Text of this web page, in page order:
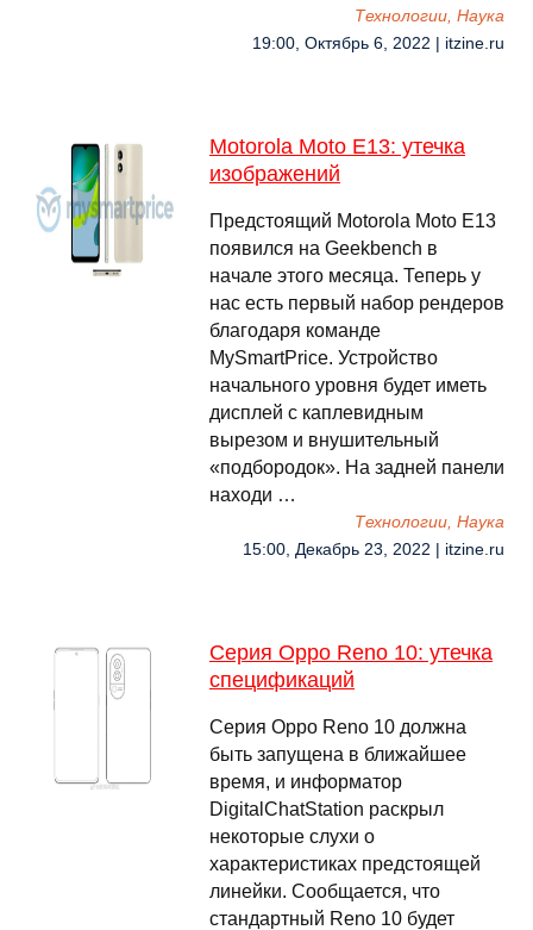
Технологии, Наука
19:00, Октябрь 6, 2022 | itzine.ru
Motorola Moto E13: утечка
изображений
Предстоящий Motorola Moto E13
появился на Geekbench в
начале этого месяца. Теперь у
нас есть первый набор рендеров
благодаря команде
MySmartPrice. Устройство
начального уровня будет иметь
дисплей с каплевидным
вырезом и внушительный
«подбородок». На задней панели
находи …
Технологии, Наука
15:00, Декабрь 23, 2022 | itzine.ru
Серия Oppo Reno 10: утечка
спецификаций
Серия Oppo Reno 10 должна
быть запущена в ближайшее
время, и информатор
DigitalChatStation раскрыл
некоторые слухи о
характеристиках предстоящей
линейки. Сообщается, что
стандартный Reno 10 будет